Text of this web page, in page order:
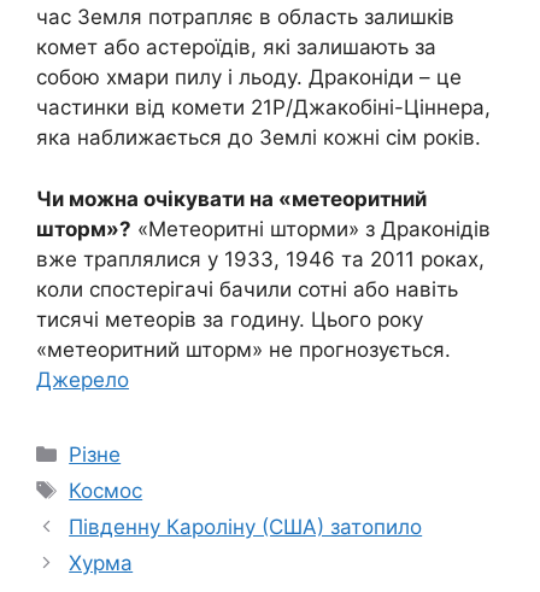
час Земля потрапляє в область залишків
комет або астероїдів, які залишають за
собою хмари пилу і льоду. Драконіди – це
частинки від комети 21P/Джакобіні-Ціннера,
яка наближається до Землі кожні сім років.
Чи можна очікувати на «метеоритний
шторм»? «Метеоритні шторми» з Драконідів
вже траплялися у 1933, 1946 та 2011 роках,
коли спостерігачі бачили сотні або навіть
тисячі метеорів за годину. Цього року
«метеоритний шторм» не прогнозується.
Джерело
Категорії
Різне
Позначки
Космос
Південну Кароліну (США) затопило
Хурма